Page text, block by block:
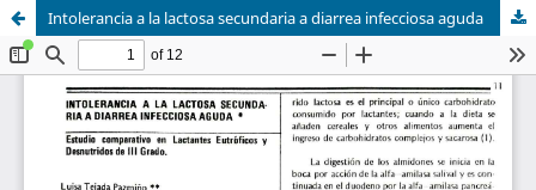
Intolerancia a la lactosa secundaria a diarrea infecciosa aguda